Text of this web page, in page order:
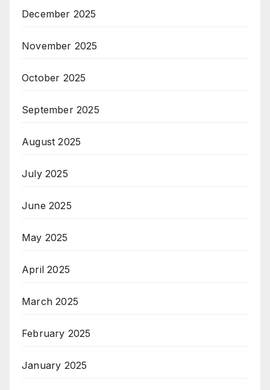
December 2025
November 2025
October 2025
September 2025
August 2025
July 2025
June 2025
May 2025
April 2025
March 2025
February 2025
January 2025